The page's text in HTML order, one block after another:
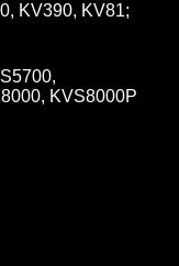
KV390, KV81;
KVS8000P